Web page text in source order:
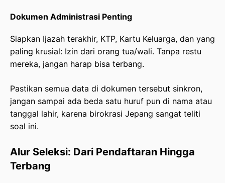
Dokumen Administrasi Penting
Siapkan Ijazah terakhir, KTP, Kartu Keluarga, dan yang
paling krusial: Izin dari orang tua/wali. Tanpa restu
mereka, jangan harap bisa terbang.
Pastikan semua data di dokumen tersebut sinkron,
jangan sampai ada beda satu huruf pun di nama atau
tanggal lahir, karena birokrasi Jepang sangat teliti
soal ini.
Alur Seleksi: Dari Pendaftaran Hingga
Terbang